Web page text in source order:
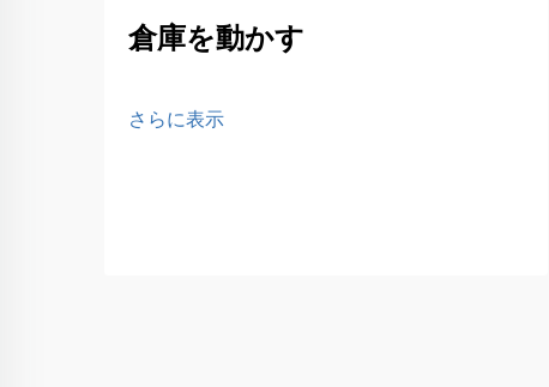
倉庫を動かす
さらに表示